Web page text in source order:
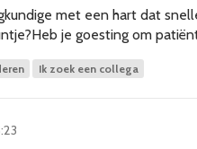
met een hart dat
je goesting om
Ik zoek een collega